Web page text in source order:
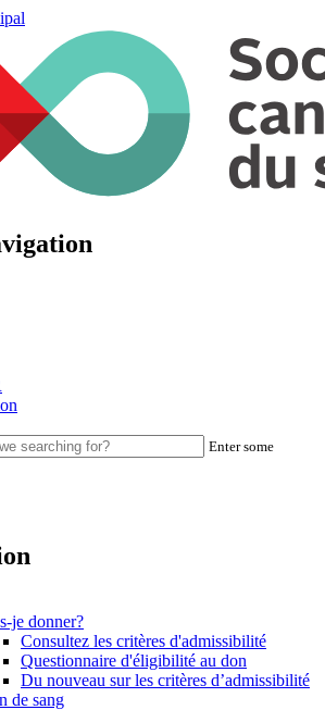
Enter some
je donner?
Consultez les critères d'admissibilité
Questionnaire d'éligibilité au don
Du nouveau sur les critères d’admissibilité
de sang